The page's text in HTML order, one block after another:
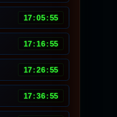
17:05:51
17: 16:51
17:26:51
17:36:51